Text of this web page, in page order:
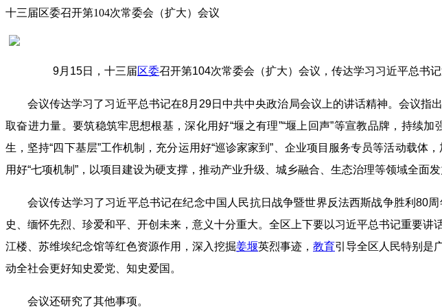
十三届区委召开第104次常委会（扩大）会议
9月15日，十三届区委召开第104次常委会（扩大）会议，传达学习习近平总书
会议传达学习了习近平总书记在8月29日中共中央政治局会议上的讲话精神。会议
取奋进力量。要筑稳筑牢思想根基，深化用好“堰之有理”“堰上回声”等宣教品牌，持续
生，坚持“四下基层”工作机制，充分运用好“巡诊家家到”、企业项目服务专员等活动载体
用好“七项机制”，以项目建设为硬支撑，推动产业升级、城乡融合、生态治理等领域全面
会议传达学习了习近平总书记在纪念中国人民抗日战争暨世界反法西斯战争胜利80
史、缅怀先烈、珍爱和平、开创未来，意义十分重大。全区上下要以习近平总书记重要
江楼、苏维埃纪念馆等红色资源作用，深入挖掘姜堰英烈事迹， 教育引导全区人民特别是
动全社会更好知史爱党、知史爱国。
会议还研究了其他事项。